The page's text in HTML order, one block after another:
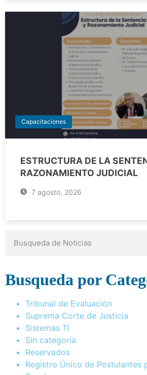
Capacitaciones
ESTRUCTURA DE LA
RAZONAMIENTO JUDICIAL
7 agosto, 2026
Busqueda por
Tribunal de Evaluación
Suprema Corte de Justicia
Sistemas TI
Sin categoría
Reservados
Registro Único de Postulantes